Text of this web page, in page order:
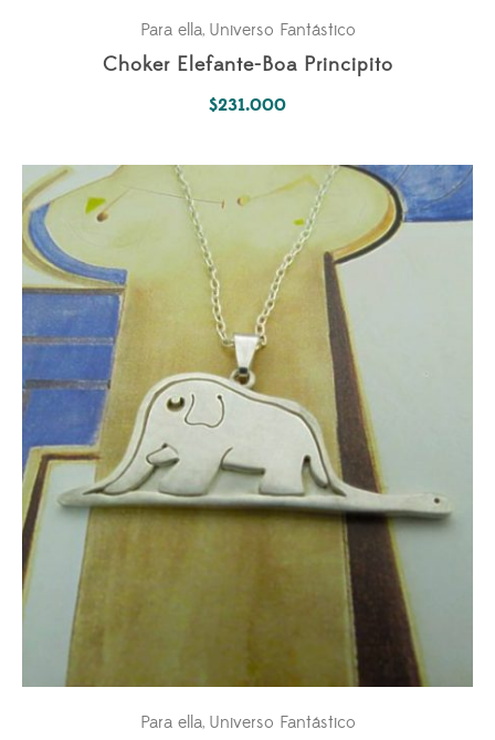
Para ella, Universo Fantástico
Choker Elefante-Boa Principito
$231.000
Para ella, Universo Fantástico